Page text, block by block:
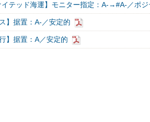
イテッド海運】モニター指定：A-→#A-／ポ
】据置：A-／安定的
】据置：A／安定的